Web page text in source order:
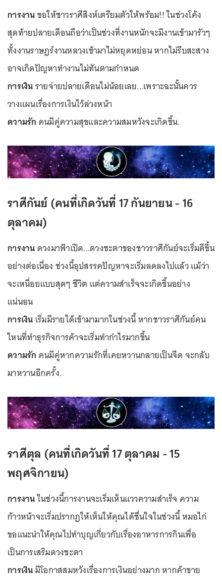
การงานขอให้ชาวราศีสิงห์เตรียมตัวให้พร้อม!! ในช่วงโค้ง
สุดท้ายปลายเดือนถือว่าเป็นช่วงที่งานหนักจะมีงานเข้ามารัวๆ
ทั้งงานราษฎร์งานหลวงเข้ามาไม่หยุดหย่อน หากไม่รีบสะสาง
อาจเกิดปัญหาทำงานไม่ทันตามกำหนด
การเงินรายจ่ายปลายเดือนไม่น้อยเลย...เพราะฉะนั้นควร
วางแผนเรื่องการเงินไว้ล่วงหน้า
ความรัก คนมีคู่ความสุขและความสมหวังจะเกิดขึ้น.
ราศีกันย์ (คนที่เกิดวันที่ 17 กันยายน - 16
ตุลาคม)
การงาน ดวงมาฟ้าเปิด...ดวงชะตาของชาวราศีกันย์จะเริ่มดีขึ้น
อย่างต่อเนื่อง ช่วงนี้อุปสรรคปัญหาจะเริ่มลดลงไปแล้ว แม้ว่า
จะเหนื่อยแบบสุดๆ ชีวิต แต่ความสำเร็จจะเกิดขึ้นอย่าง
แน่นอน
การเงิน เริ่มมีรายได้เข้ามามากในช่วงนี้ หากชาวราศีกันย์คน
ไหนที่ทำธุรกิจการค้าจะเริ่มทำกำไรมากขึ้น
ความรัก คนมีคู่หากความรักที่เคยหวานกลายเป็นจืด จะกลับ
มาหวานอีกครั้ง.
ราศีตุล (คนที่เกิดวันที่ 17 ตุลาคม - 15
พฤศจิกายน)
การงานในช่วงนี้การงานจะเริ่มเห็นแววความสำเร็จ ความ
ก้าวหน้าจะเริ่มปรากฏให้เห็นให้คุณได้ชื่นใจในช่วงนี้ หมอไก่
ขอแนะนำให้คุณไปทำบุญเกี่ยวกับเรื่องอาหารการกินเพื่อ
เป็นการเสริมดวงชะตา
การเงินมีโอกาสสมหวังเรื่องการเงินอย่างมาก หากค้าขาย